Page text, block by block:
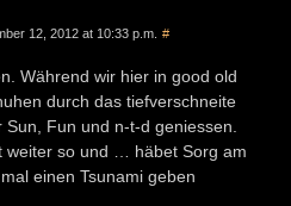
12, 2012 at 10:33 p.m. #
Während wir hier in good old
durch das tiefverschneite
Fun und n-t-d geniessen.
weiter so und … häbet Sorg am
einen Tsunami geben